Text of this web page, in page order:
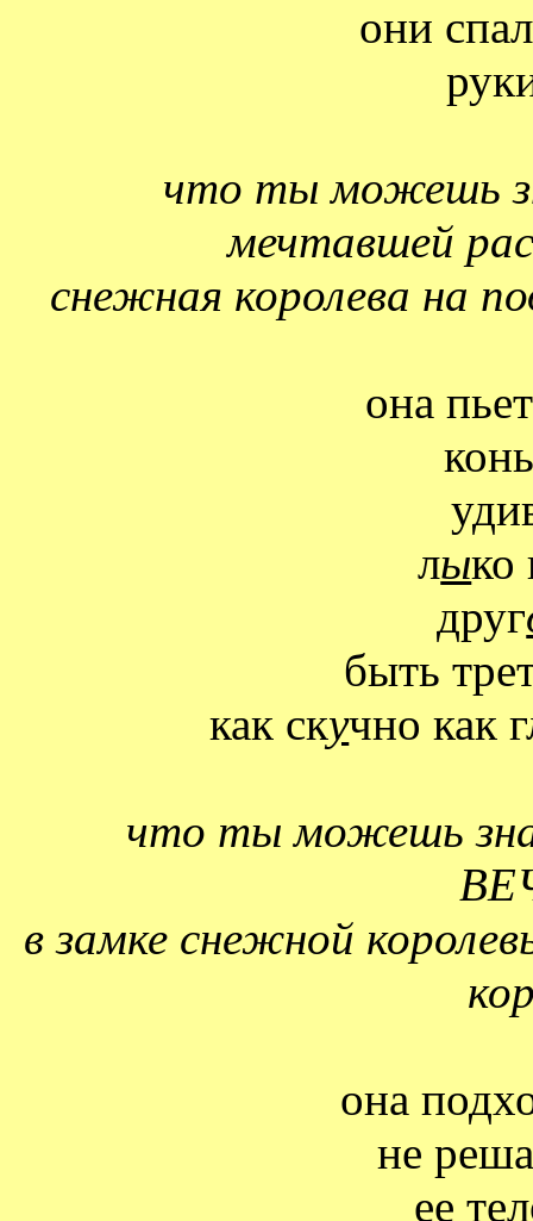
они
что ты можешь
мечтавшей
снежная королева на
она
лыко
друг
быть
как скучно как
что ты можешь
в замке снежной
она
не
ее